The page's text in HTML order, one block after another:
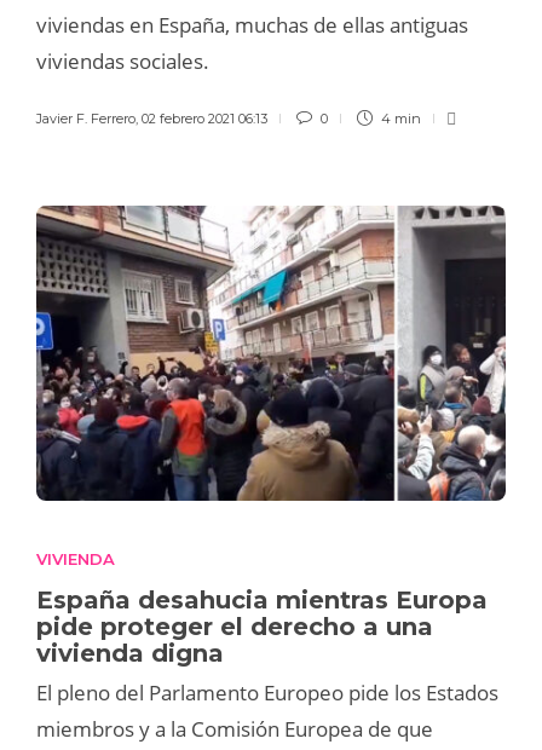
viviendas en España, muchas de ellas antiguas
viviendas sociales.
Javier F. Ferrero 02 febrero 2021 06:13 0 4 min
VIVIENDA
España desahucia mientras Europa
pide proteger el derecho a una
vivienda digna
El pleno del Parlamento Europeo pide los Estados
miembros y a la Comisión Europea de que